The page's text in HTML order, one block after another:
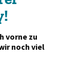
vorne zu
noch viel